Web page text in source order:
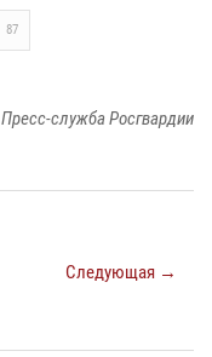
87
Пресс-служба Росгвардии
Следующая →